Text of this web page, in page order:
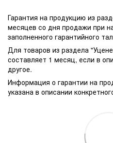
g361hhadsek/p3316040/#
Гарантия на продукцию из
месяцев со дня продажи при
заполненного гарантийного
Для товаров из раздела
составляет 1 месяц, если в
другое.
Информация о гарантии на
указана в описании